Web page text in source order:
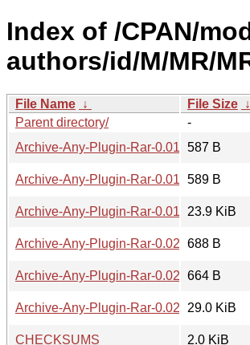
Index of /CPAN/
authors/id/M/MR/
File Name ↓ File Size ↓
Parent directory/
-
Archive-Any-Plugin-Rar-0.01.readme
587 B
Archive-Any-Plugin-Rar-0.01.meta
589 B
Archive-Any-Plugin-Rar-0.01.tar.gz23.9 KiB
Archive-Any-Plugin-Rar-0.02.readme
688 B
Archive-Any-Plugin-Rar-0.02.meta
664 B
Archive-Any-Plugin-Rar-0.02.tar.gz29.0 KiB
CHECKSUMS
2.0 KiB